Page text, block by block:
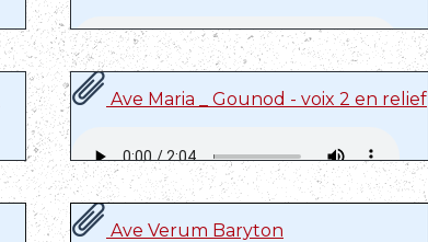
Ave Maria _ Gounod - voix 2 en relief
Ave Verum Baryton